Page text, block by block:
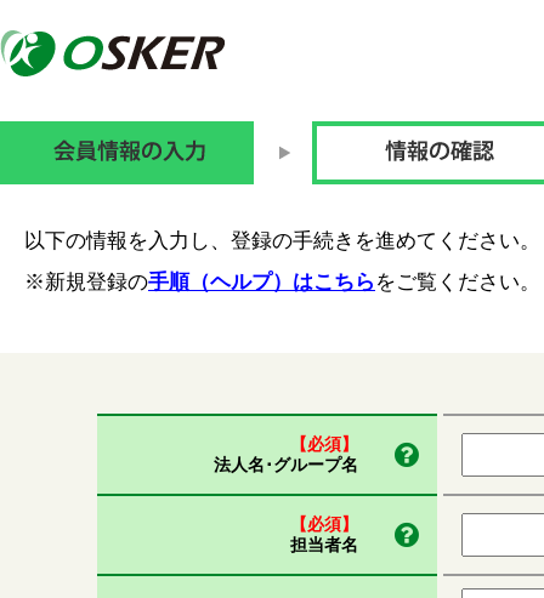
以下の情報を入力し、登録の手続きを進めてください。
※新規登録の手順（ヘルプ）はこちら をご覧ください。
【必須】
法人名･グループ名
【必須】
担当者名